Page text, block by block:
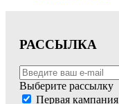
РАССЫЛКА
Выберите рассылку
Первая кампания